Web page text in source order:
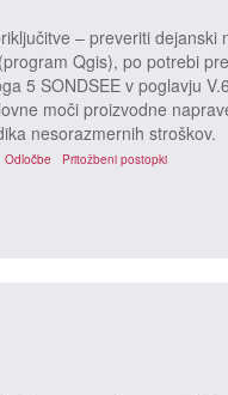
– preveriti
Qgis), po potrebi
5 SONDSEE v poglavju
moči proizvodne
nesorazmernih stroškov.
Odločbe Pritožbeni postopki